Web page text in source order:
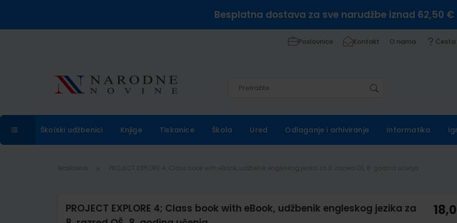
Besplatna dostava za sve narudžbe iznad 62,50 €
Poslovnice Kontakt O nama
Školski udžbenici Knjige Tiskanice Škola Ured Odlaganje i arhiviranje Informatika
Naslovna
PROJECT EXPLORE 4; Class book with eBook, udžbenik engleskog jezika za